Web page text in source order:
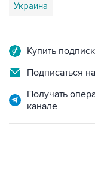
Украина
Купить
Подписаться
Получать
канале